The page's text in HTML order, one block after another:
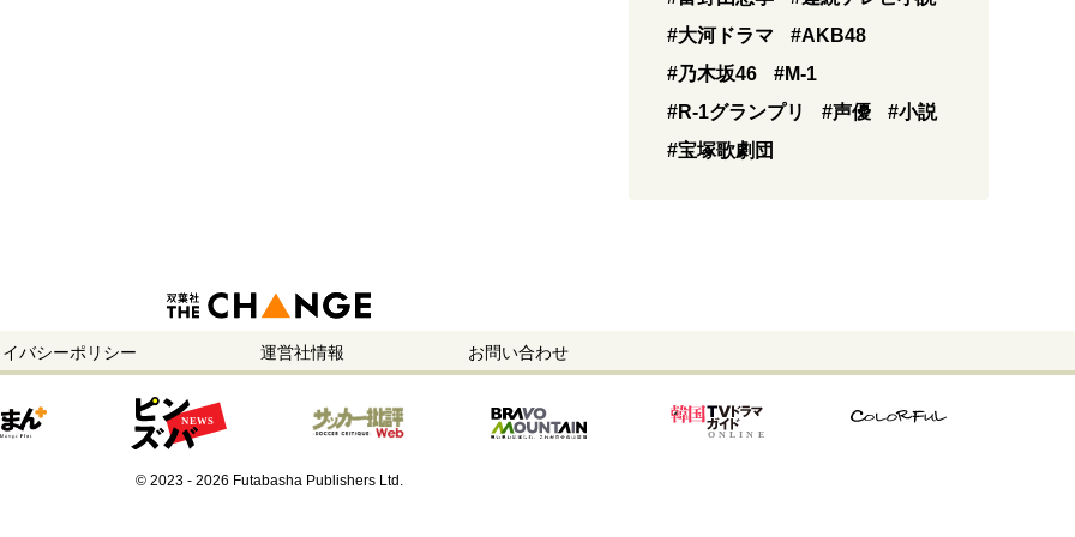
#大河ドラマ
#AKB48
#乃木坂46
#M-1
#R-1グランプリ
#声優
#小説
#宝塚歌劇団
バシーポリシー 運営社情報 お問い合わせ
© 2023 - 2026 Futabasha Publishers Ltd.